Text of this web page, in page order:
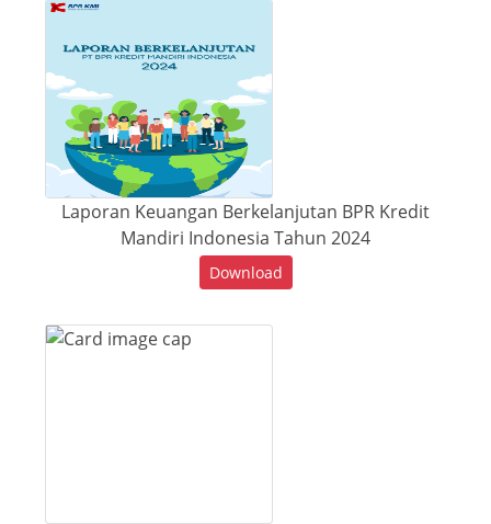
Laporan Keuangan Berkelanjutan BPR Kredit
Mandiri Indonesia Tahun 2024
Download